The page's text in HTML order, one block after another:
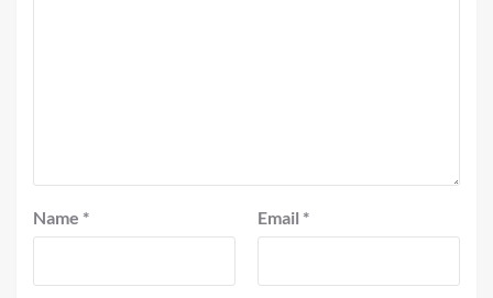
Name * Email *